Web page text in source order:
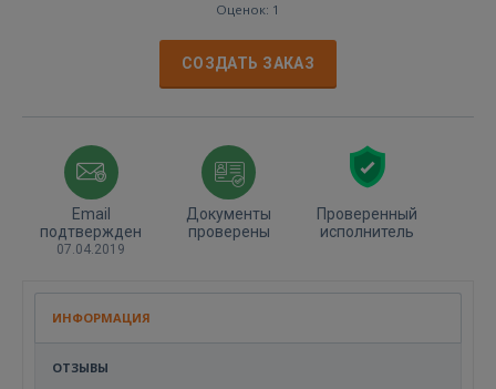
Оценок: 1
СОЗДАТЬ ЗАКАЗ
Email
подтвержден
07.04.2019
Документы
проверены
Проверенный
исполнитель
ИНФОРМАЦИЯ
ОТЗЫВЫ